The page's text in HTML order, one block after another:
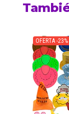
OFERTA -23%